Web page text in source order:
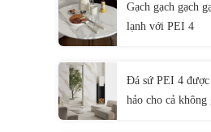
Gạch gạch gạch
lạnh với PEI 4
Đá sứ PEI 4 được
hảo cho cả